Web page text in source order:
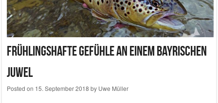
Frühlingshafte Gefühle an einem bayrischen
Juwel
Posted on 15. September 2018 by Uwe Müller